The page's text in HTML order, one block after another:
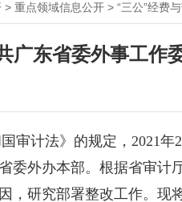
重点领域信息公开 > “三公”经费
广东省委外事工作
计法》的规定，2021年2
委外办本部。根据省审计
，研究部署整改工作。现